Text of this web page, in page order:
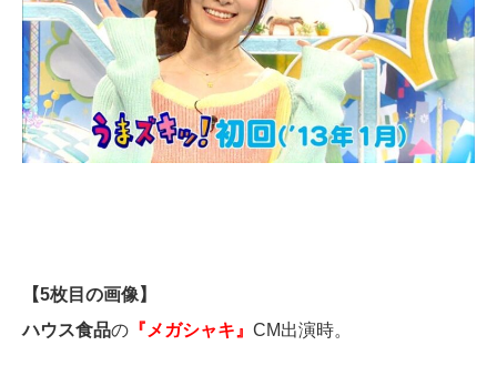
【5枚目の画像】
ハウス食品の 『メガシャキ』 CM出演時。